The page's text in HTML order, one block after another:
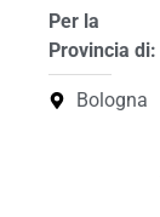
Per la
Provincia di:
Bologna